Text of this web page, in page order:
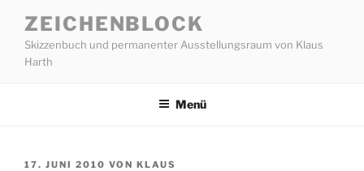
Inhalt
springen
ZEICHENBLOCK
Skizzenbuch und permanenter Ausstellungsraum von Klaus
Harth
Menü
VERÖFFENTLICHT
17. JUNI 2010 VON KLAUS